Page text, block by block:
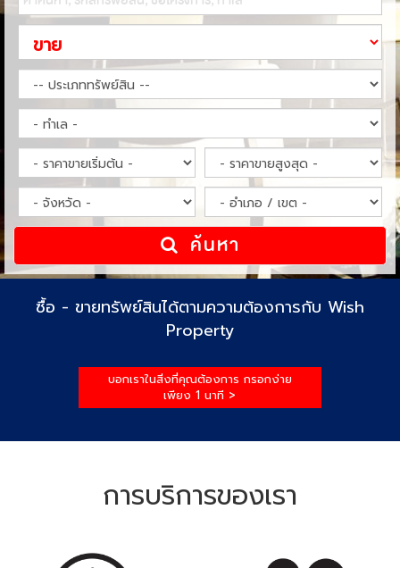
ค้นหา
ซื้อ - ขายทรัพย์สินได้ตามความต้องการกับ Wish
Property
บอกเราในสิ่งที่คุณต้องการ กรอกง่าย
เพียง 1 นาที >
การบริการของเรา